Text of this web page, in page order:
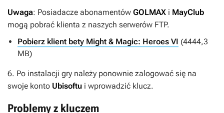
Uwaga: Posiadacze abonamentów GOLMAX i MayClub
mogą pobrać klienta z naszych serwerów FTP.
Pobierz klient bety Might & Magic: Heroes VI (4444,3
MB)
6. Po instalacji gry należy ponownie zalogować się na
swoje konto Ubisoftu i wprowadzić klucz.
Problemy z kluczem